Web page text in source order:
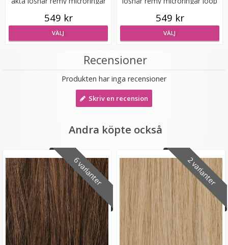
Microringar ca: 200st - Svarta
LÄGG I VARUKORG
549 kr
VÄLJ
549 kr
VÄLJ
Recensioner
Produkten har inga recensioner
Skriv en recension
Andra köpte också
6 varianter 2 varianter